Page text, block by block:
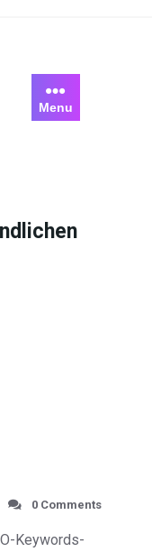
Menu
0 Comments
Keywords-